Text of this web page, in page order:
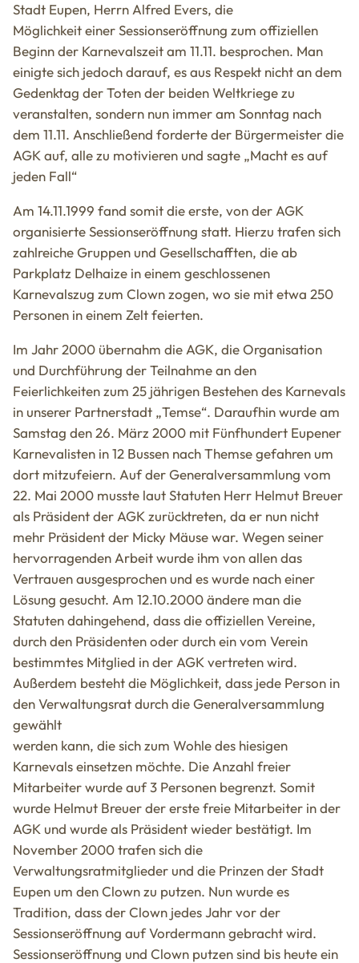
Stadt Eupen, Herrn Alfred Evers, die
Möglichkeit einer Sessionseröffnung zum offiziellen
Beginn der Karnevalszeit am 11.11. besprochen. Man
einigte sich jedoch darauf, es aus Respekt nicht an dem
Gedenktag der Toten der beiden Weltkriege zu
veranstalten, sondern nun immer am Sonntag nach
dem 11.11. Anschließend forderte der Bürgermeister die
AGK auf, alle zu motivieren und sagte „Macht es auf
jeden Fall“
Am 14.11.1999 fand somit die erste, von der AGK
organisierte Sessionseröffnung statt. Hierzu trafen sich
zahlreiche Gruppen und Gesellschafften, die ab
Parkplatz Delhaize in einem geschlossenen
Karnevalszug zum Clown zogen, wo sie mit etwa 250
Personen in einem Zelt feierten.
Im Jahr 2000 übernahm die AGK, die Organisation
und Durchführung der Teilnahme an den
Feierlichkeiten zum 25 jährigen Bestehen des Karnevals
in unserer Partnerstadt „Temse“. Daraufhin wurde am
Samstag den 26. März 2000 mit Fünfhundert Eupener
Karnevalisten in 12 Bussen nach Themse gefahren um
dort mitzufeiern. Auf der Generalversammlung vom
22. Mai 2000 musste laut Statuten Herr Helmut Breuer
als Präsident der AGK zurücktreten, da er nun nicht
mehr Präsident der Micky Mäuse war. Wegen seiner
hervorragenden Arbeit wurde ihm von allen das
Vertrauen ausgesprochen und es wurde nach einer
Lösung gesucht. Am 12.10.2000 ändere man die
Statuten dahingehend, dass die offiziellen Vereine,
durch den Präsidenten oder durch ein vom Verein
bestimmtes Mitglied in der AGK vertreten wird.
Außerdem besteht die Möglichkeit, dass jede Person in
den Verwaltungsrat durch die Generalversammlung
gewählt
werden kann, die sich zum Wohle des hiesigen
Karnevals einsetzen möchte. Die Anzahl freier
Mitarbeiter wurde auf 3 Personen begrenzt. Somit
wurde Helmut Breuer der erste freie Mitarbeiter in der
AGK und wurde als Präsident wieder bestätigt. Im
November 2000 trafen sich die
Verwaltungsratmitglieder und die Prinzen der Stadt
Eupen um den Clown zu putzen. Nun wurde es
Tradition, dass der Clown jedes Jahr vor der
Sessionseröffnung auf Vordermann gebracht wird.
Sessionseröffnung und Clown putzen sind bis heute ein